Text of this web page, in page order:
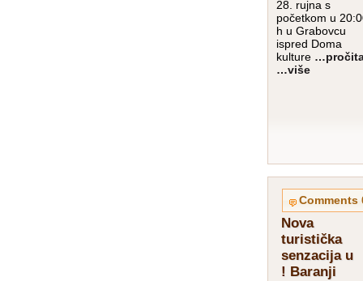
28. rujna s
početkom u
h u Grabovcu
ispred Doma
kulture
više…
0
Nova
turistička
senzacija u
Baranji !